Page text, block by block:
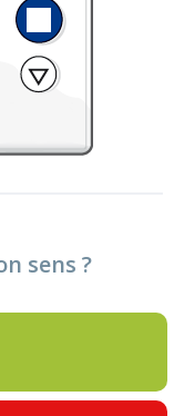
sens ?